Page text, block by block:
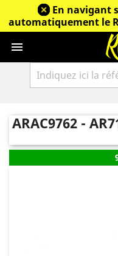
En navigant
automatiquement le

ARAC9762 -